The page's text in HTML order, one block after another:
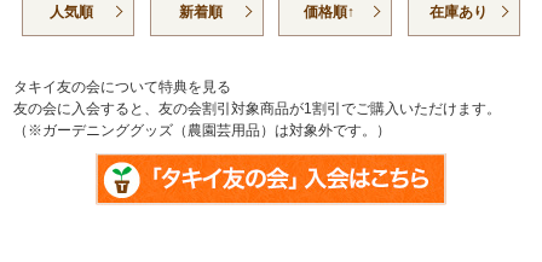
人気順 新着順 価格順↑ 在庫あり
タキイ友の会について特典を見る
友の会に入会すると、友の会割引対象商品が1割引でご購入いただけます。
（※ガーデニンググッズ（農園芸用品）は対象外です。）